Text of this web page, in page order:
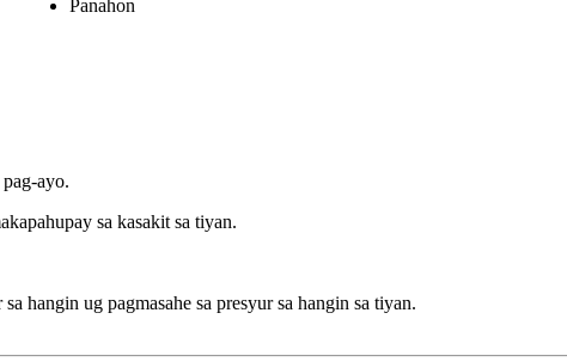
Panahon
ayo.
sa kasakit sa tiyan.
hangin ug pagmasahe sa presyur sa hangin sa tiyan.